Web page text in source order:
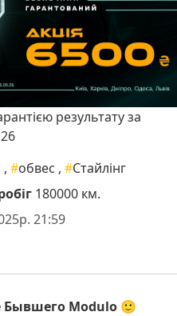
результату за
, #обвес , #Стайлінг
180000 км.
21:59
Бывшего Modulo 🙂